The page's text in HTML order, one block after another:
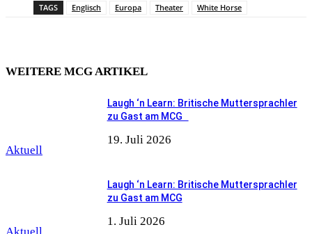
TAGS Englisch Europa Theater White Horse
WEITERE MCG ARTIKEL
Aktuell
Laugh ‘n Learn: Britische Muttersprachler
zu Gast am MCG
19. Juli 2026
Aktuell
Laugh ‘n Learn: Britische Muttersprachler
zu Gast am MCG
1. Juli 2026